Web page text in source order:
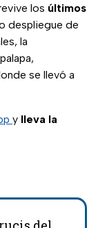
los últimos
despliegue de
la
se llevó a
y lleva la